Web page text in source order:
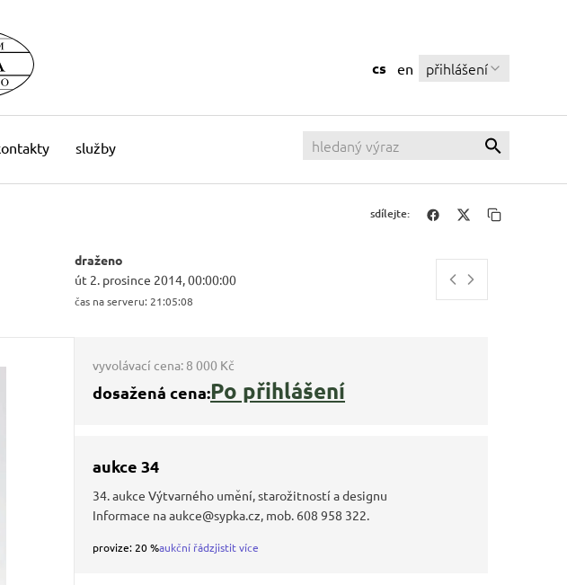
služby
cs en přihlášení
sdílejte:
draženo
út 2. prosince 2014, 00:00:00
čas na serveru: 21:05:08
vyvolávací cena: 8 000 Kč
dosažená cena:Po přihlášení
aukce 34
34. aukce Výtvarného umění, starožitností a designu
Informace na aukce@sypka.cz, mob. 608 958 322.
provize: 20 %aukční řádzjistit více